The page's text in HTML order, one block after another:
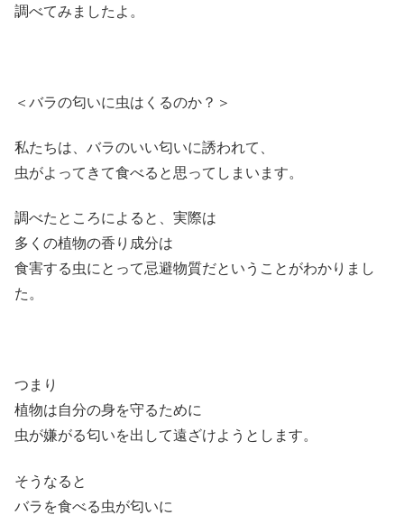
調べてみましたよ。
＜バラの匂いに虫はくるのか？＞
私たちは、バラのいい匂いに誘われて、
虫がよってきて食べると思ってしまいます。
調べたところによると、実際は
多くの植物の香り成分は
食害する虫にとって忌避物質だということがわかりまし
た。
つまり
植物は自分の身を守るために
虫が嫌がる匂いを出して遠ざけようとします。
そうなると
バラを食べる虫が匂いに